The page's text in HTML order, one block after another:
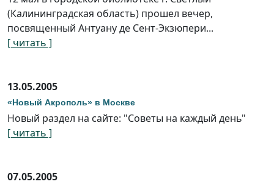
(Калининградская область) прошел вечер,
посвященный Антуану де Сент-Экзюпери...
[ читать ]
13.05.2005
«Новый Акрополь» в Москве
Новый раздел на сайте: "Советы на каждый день"
[ читать ]
07.05.2005